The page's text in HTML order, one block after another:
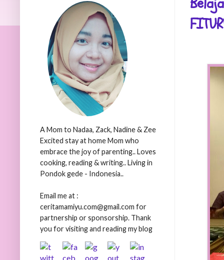
A Mom to Nadaa, Zack, Nadine & Zee
Excited stay at home Mom who
embrace the joy of parenting.. Loves
cooking, reading & writing.. Living in
Pondok gede - Indonesia..
Email me at :
ceritamamiyu.com@gmail.com for
partnership or sponsorship. Thank
you for visiting and reading my blog